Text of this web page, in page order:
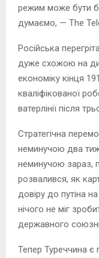
режим може бути
думаємо, — The
Російська
дуже схожою на
економіку кінця
кваліфікованої
ватерлінії після
Стратегічна
неминучою два
неминучою зараз,
розвалився, як
довіру до путіна
нічого не міг
державного
Тепер Туреччина є